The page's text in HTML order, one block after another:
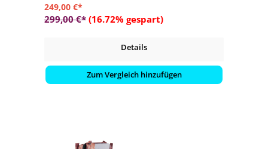
249,00 €*
299,00 €* (16.72% gespart)
Details
Zum Vergleich hinzufügen